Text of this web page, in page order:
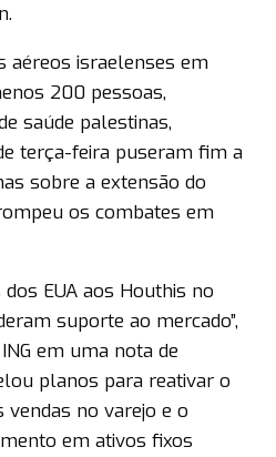
aéreos israelenses em
200 pessoas,
saúde palestinas,
terça-feira puseram fim a
sobre a extensão do
os combates em
EUA aos Houthis no
suporte ao mercado”,
em uma nota de
planos para reativar o
vendas no varejo e o
em ativos fixos